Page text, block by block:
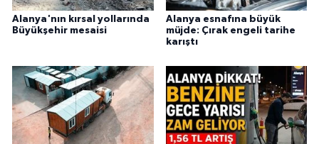
Alanya'nın kırsal yollarında
Büyükşehir mesaisi
Alanya esnafına büyük
müjde: Çırak engeli tarihe
karıştı